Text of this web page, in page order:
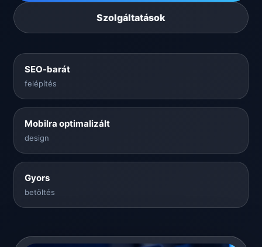
Szolgáltatások
SEO-barát
felépítés
Mobilra optimalizált
design
Gyors
betöltés